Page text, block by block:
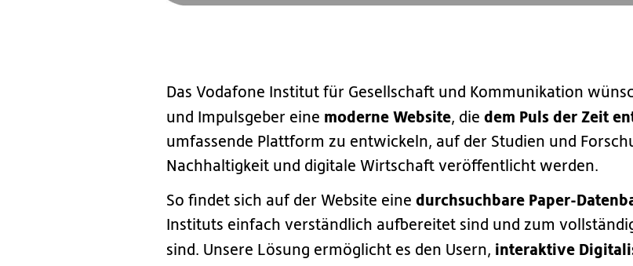
Das Vodafone Institut für Gesellschaft und Kommunikation
und Impulsgeber eine moderne Website, die dem Puls der Zeit
umfassende Plattform zu entwickeln, auf der Studien und
Nachhaltigkeit und digitale Wirtschaft veröffentlicht werden.
So findet sich auf der Website eine durchsuchbare Paper-
Instituts einfach verständlich aufbereitet sind und zum
sind. Unsere Lösung ermöglicht es den Usern, interaktive